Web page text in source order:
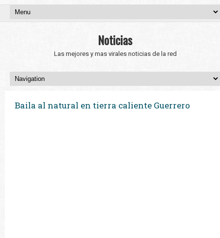
Noticias
Las mejores y mas virales noticias de la red
Baila al natural en tierra caliente Guerrero